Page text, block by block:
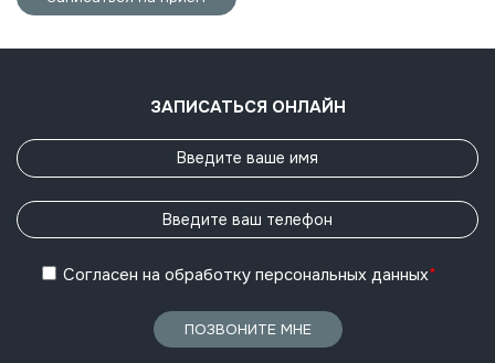
ЗАПИСАТЬСЯ ОНЛАЙН
Согласен на обработку персональных данных*
ПОЗВОНИТЕ МНЕ